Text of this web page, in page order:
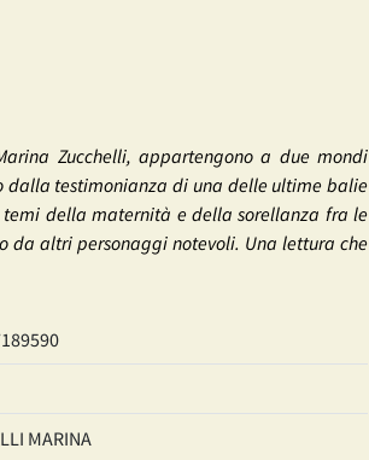
Zucchelli, appartengono a due mondi
dalla testimonianza di una delle ultime balie
della maternità e della sorellanza fra le
da altri personaggi notevoli. Una lettura che
MARINA